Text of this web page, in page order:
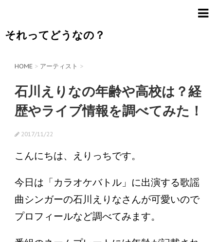
それってどうなの？
HOME > アーティスト >
石川えりなの年齢や高校は？経
歴やライブ情報を調べてみた！
2017/11/22
こんにちは、えりっちです。
今日は「カラオケバトル」に出演する歌謡
曲シンガーの石川えりなさんが可愛いので
プロフィールなど調べてみます。